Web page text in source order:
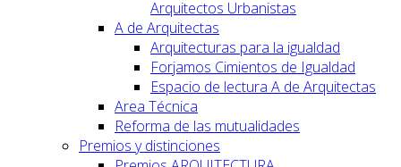
Arquitectos Urbanistas
A de Arquitectas
Arquitecturas para la igualdad
Forjamos Cimientos de Igualdad
Espacio de lectura A de Arquitectas
Area Técnica
Reforma de las mutualidades
Premios y distinciones